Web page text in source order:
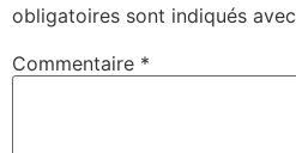
obligatoires sont indiqués avec
Commentaire *